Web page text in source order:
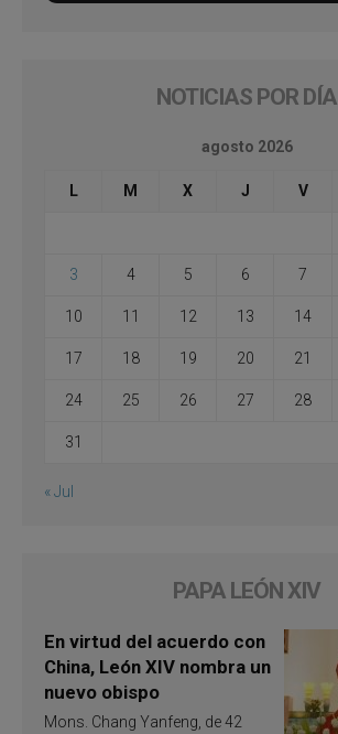
NOTICIAS POR DÍA
agosto 2026
L M X J V
3 4 5 6 7
10 11 12 13 14
17 18 19 20 21
24 25 26 27 28
31
« Jul
PAPA LEÓN XIV
En virtud del acuerdo con
China, León XIV nombra un
nuevo obispo
Mons. Chang Yanfeng, de 42